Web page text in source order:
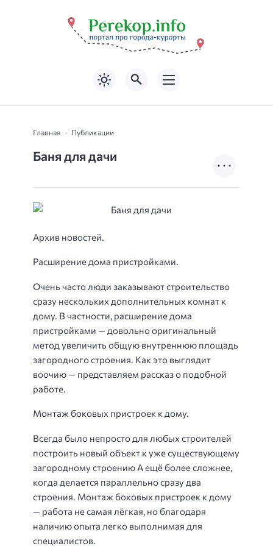
Главная Публикации
Баня для дачи
Архив новостей.
Расширение дома пристройками.
Очень часто люди заказывают строительство
сразу нескольких дополнительных комнат к
дому. В частности, расширение дома
пристройками — довольно оригинальный
метод увеличить общую внутреннюю площадь
загородного строения. Как это выглядит
воочию — представляем рассказ о подобной
работе.
Монтаж боковых пристроек к дому.
Всегда было непросто для любых строителей
построить новый объект к уже существующему
загородному строению А ещё более сложнее,
когда делается параллельно сразу два
строения. Монтаж боковых пристроек к дому
— работа не самая лёгкая, но благодаря
наличию опыта легко выполнимая для
специалистов.